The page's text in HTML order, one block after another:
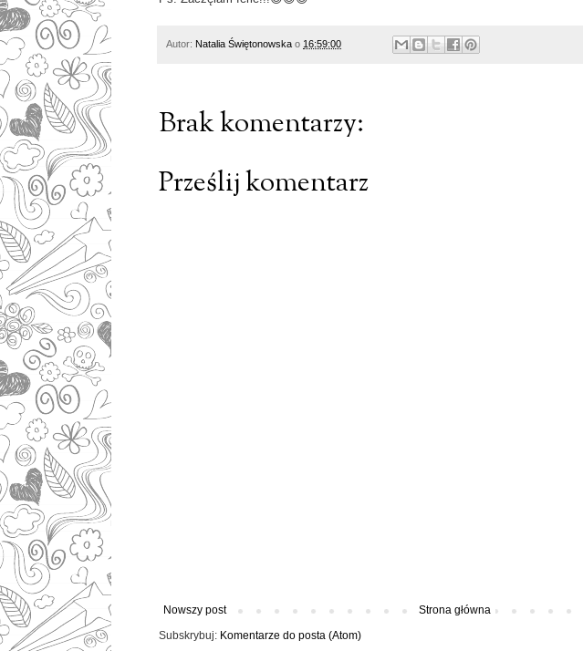
Autor: Natalia Świętonowska o 16:59:00
Brak komentarzy:
Prześlij komentarz
Nowszy post
Strona główna
Subskrybuj: Komentarze do posta (Atom)